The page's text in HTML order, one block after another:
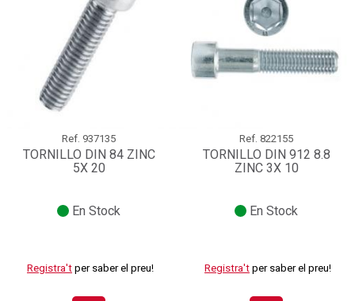
Ref. 937135
TORNILLO DIN 84 ZINC
5X 20
En Stock
Registra't per saber el preu!
Ref. 822155
TORNILLO DIN 912 8.8
ZINC 3X 10
En Stock
Registra't per saber el preu!